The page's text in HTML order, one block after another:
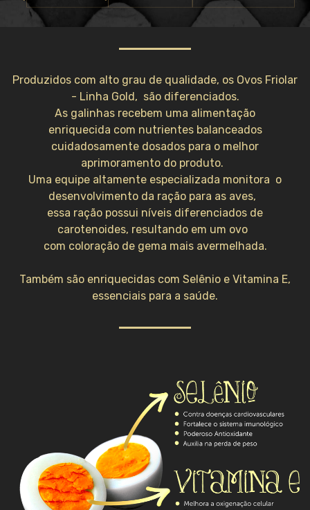
Produzidos com alto grau de qualidade, os Ovos Friolar
- Linha Gold, são diferenciados.
As galinhas recebem uma alimentação
enriquecida com nutrientes balanceados
cuidadosamente dosados para o melhor
aprimoramento do produto.
Uma equipe altamente especializada monitora o
desenvolvimento da ração para as aves,
essa ração possui níveis diferenciados de
carotenoides, resultando em um ovo
com coloração de gema mais avermelhada.
Também são enriquecidas com Selênio e Vitamina E,
essenciais para a saúde.